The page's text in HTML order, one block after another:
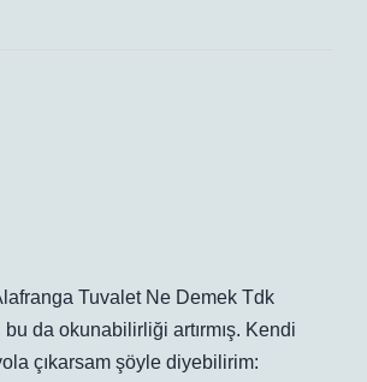
Tuvalet Ne Demek Tdk
da okunabilirliği artırmış. Kendi
çıkarsam şöyle diyebilirim: